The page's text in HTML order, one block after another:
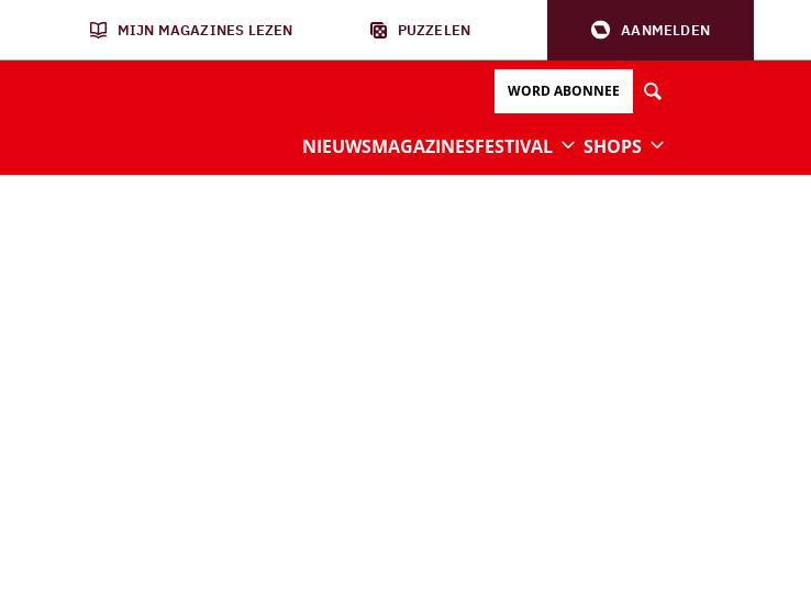
MIJN MAGAZINES LEZEN PUZZELEN AANMELDEN
WORD ABONNEE
NIEUWSMAGAZINESFESTIVAL SHOPS